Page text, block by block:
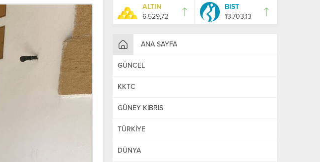
ALTIN
6.529,72
BIST
13.703,13
ANA SAYFA
GÜNCEL
KKTC
GÜNEY KIBRIS
TÜRKİYE
DÜNYA